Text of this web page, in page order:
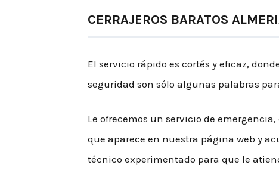
CERRAJEROS BARATOS
El servicio rápido es cortés y eficaz,
seguridad son sólo algunas palabras
Le ofrecemos un servicio de
que aparece en nuestra página web y
técnico experimentado para que le